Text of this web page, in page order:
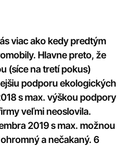
viac ako kedy predtým
Hlavne preto, že
(síce na tretí pokus)
podporu ekologických
s max. výškou podpory
veľmi neoslovila.
2019 s max. možnou
a nečakaný. 6